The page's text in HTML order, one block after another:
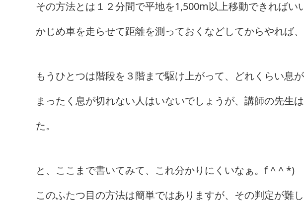
その方法とは１２分間で平地を1,500m以上移動できればい
かじめ車を走らせて距離を測っておくなどしてからやれば、
もうひとつは階段を３階まで駆け上がって、どれくらい息が
まったく息が切れない人はいないでしょうが、講師の先生
た。
と、ここまで書いてみて、これ分かりにくいなぁ。f ^ ^ *)
このふたつ目の方法は簡単ではありますが、その判定が難